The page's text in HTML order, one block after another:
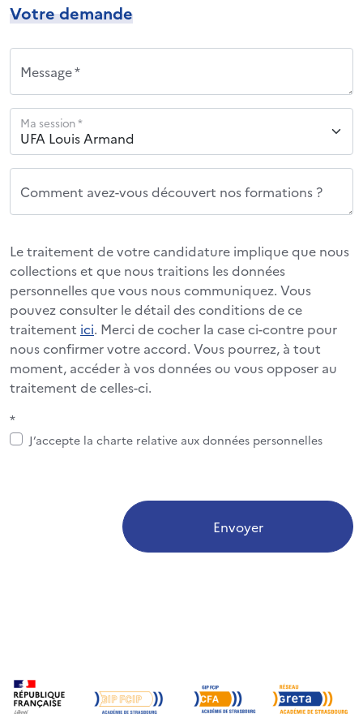
Votre demande
Message *
Ma session *
Comment avez-vous découvert nos formations ?
Le traitement de votre candidature implique que nous
collections et que nous traitions les données
personnelles que vous nous communiquez. Vous
pouvez consulter le détail des conditions de ce
traitement ici. Merci de cocher la case ci-contre pour
nous confirmer votre accord. Vous pourrez, à tout
moment, accéder à vos données ou vous opposer au
traitement de celles-ci.
*
J’accepte la charte relative aux données personnelles
Envoyer